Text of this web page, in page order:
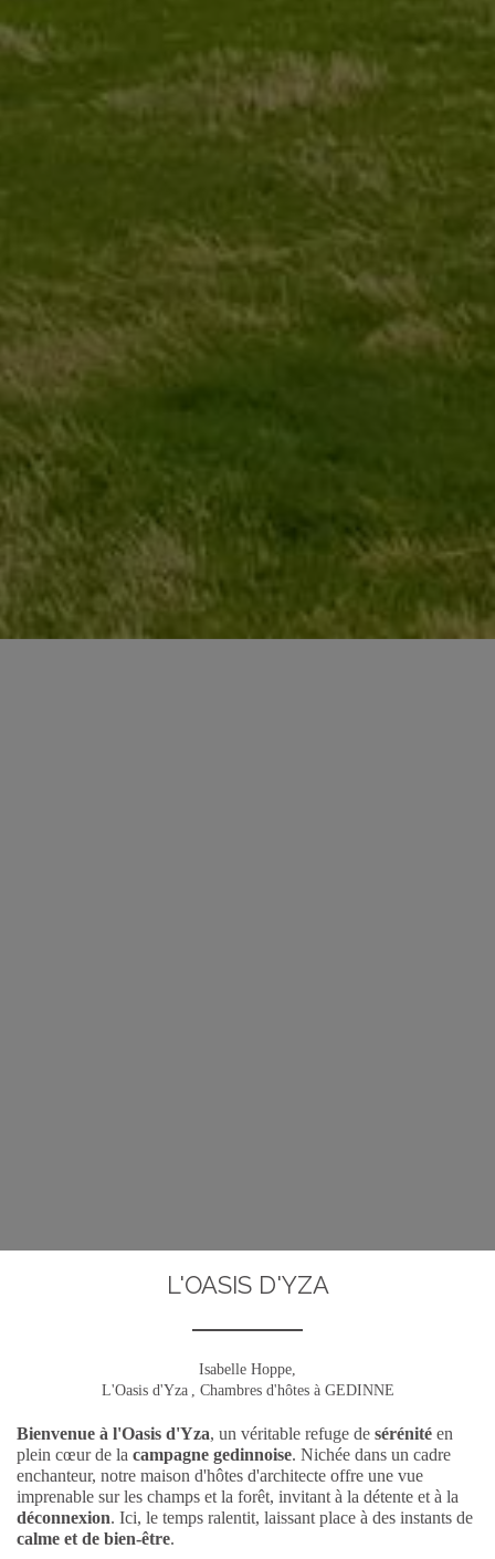
L'OASIS D'YZA
Isabelle Hoppe,
L'Oasis d'Yza
, Chambres d'hôtes à GEDINNE
Bienvenue à l'Oasis d'Yza, un véritable refuge de sérénité en
plein cœur de la campagne gedinnoise. Nichée dans un cadre
enchanteur, notre maison d'hôtes d'architecte offre une vue
imprenable sur les champs et la forêt, invitant à la détente et à la
déconnexion. Ici, le temps ralentit, laissant place à des instants de
calme et de bien-être.